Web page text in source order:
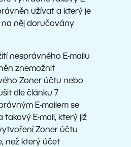
užívat a který je
na něj doručovány
nesprávného E-mailu
znemožnit
Zoner účtu nebo
dle článku 7
E-mailem se
takový E-mail, který již
Zoner účtu
než který účet